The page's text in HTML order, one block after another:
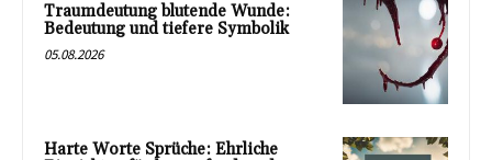
Traumdeutung blutende Wunde:
Bedeutung und tiefere Symbolik
05.08.2026
Harte Worte Sprüche: Ehrliche